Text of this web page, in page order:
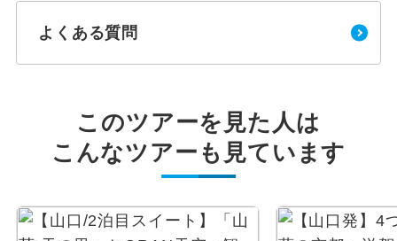
よくある質問
このツアーを見た人は
こんなツアーも見ています